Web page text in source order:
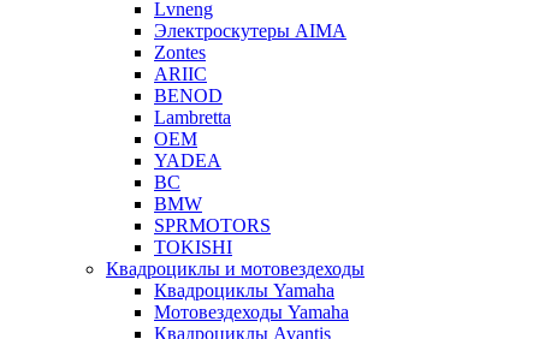
Lvneng
Электроскутеры AIMA
Zontes
ARIIC
BENOD
Lambretta
OEM
YADEA
BC
BMW
SPRMOTORS
TOKISHI
Квадроциклы и мотовездеходы
Квадроциклы Yamaha
Мотовездеходы Yamaha
Квадроциклы Avantis